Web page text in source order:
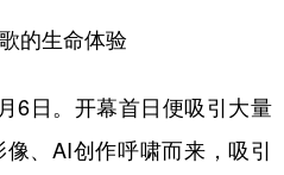
的生命体验
日。开幕首日便吸引大量
、AI创作呼啸而来，吸引